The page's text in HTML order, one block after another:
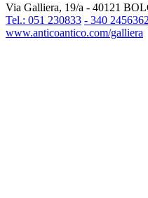
Via Galliera, 19/a - 40121
Tel.: 051 230833 - 340 2456362
www.anticoantico.com/galliera